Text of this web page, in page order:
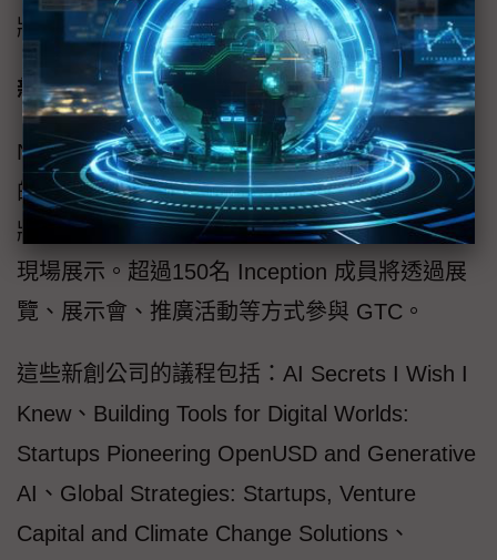
將 NVIDIA 技術整合到教室和課程中。
新創公司的機會
NVIDIA Inception是一項旨在培育頂尖新創公司
的全球計畫，擁有超過18,000名成員，該計畫
將在GTC設置互動展區，讓數十家新創公司於
現場展示。超過150名 Inception 成員將透過展
覽、展示會、推廣活動等方式參與 GTC。
這些新創公司的議程包括：AI Secrets I Wish I
Knew、Building Tools for Digital Worlds:
Startups Pioneering OpenUSD and Generative
AI、Global Strategies: Startups, Venture
Capital and Climate Change Solutions、